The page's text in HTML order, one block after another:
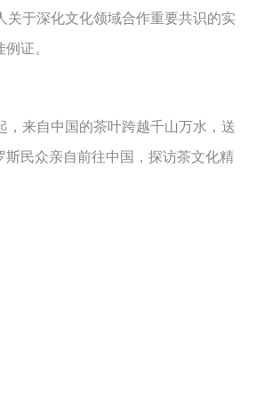
于深化文化领域合作重要共识的实
证。
来自中国的茶叶跨越千山万水，送
民众亲自前往中国，探访茶文化精